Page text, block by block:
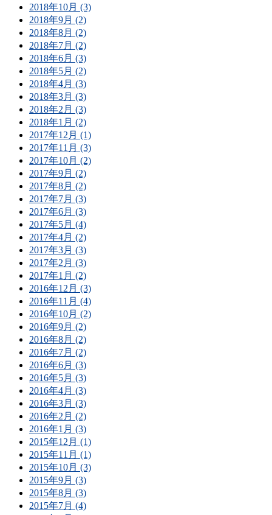
2018年10月 (3)
2018年9月 (2)
2018年8月 (2)
2018年7月 (2)
2018年6月 (3)
2018年5月 (2)
2018年4月 (3)
2018年3月 (3)
2018年2月 (3)
2018年1月 (2)
2017年12月 (1)
2017年11月 (3)
2017年10月 (2)
2017年9月 (2)
2017年8月 (2)
2017年7月 (3)
2017年6月 (3)
2017年5月 (4)
2017年4月 (2)
2017年3月 (3)
2017年2月 (3)
2017年1月 (2)
2016年12月 (3)
2016年11月 (4)
2016年10月 (2)
2016年9月 (2)
2016年8月 (2)
2016年7月 (2)
2016年6月 (3)
2016年5月 (3)
2016年4月 (3)
2016年3月 (3)
2016年2月 (2)
2016年1月 (3)
2015年12月 (1)
2015年11月 (1)
2015年10月 (3)
2015年9月 (3)
2015年8月 (3)
2015年7月 (4)